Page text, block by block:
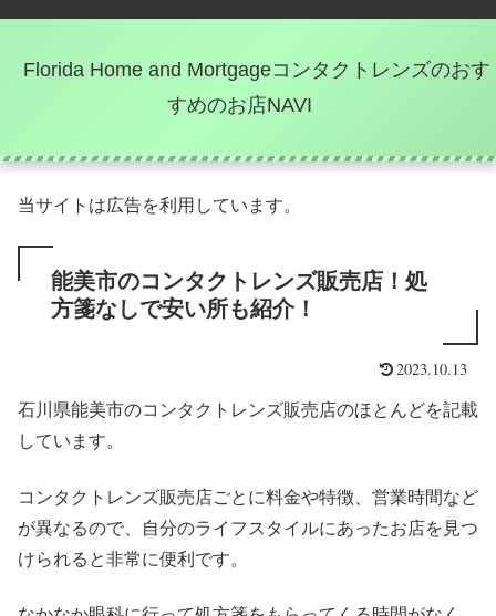
Florida Home and Mortgageコンタクトレンズのおす
すめのお店NAVI
当サイトは広告を利用しています。
能美市のコンタクトレンズ販売店！処
方箋なしで安い所も紹介！
2023.10.13
石川県能美市のコンタクトレンズ販売店のほとんどを記載
しています。
コンタクトレンズ販売店ごとに料金や特徴、営業時間など
が異なるので、自分のライフスタイルにあったお店を見つ
けられると非常に便利です。